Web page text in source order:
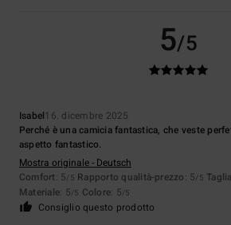
5/5
Isabel16. dicembre 2025
Perché è una camicia fantastica, che veste
aspetto fantastico.
Mostra originale - Deutsch
Comfort: 5/5 Rapporto qualità-prezzo: 5/5 Taglia
Materiale: 5/5 Colore: 5/5
Consiglio questo prodotto